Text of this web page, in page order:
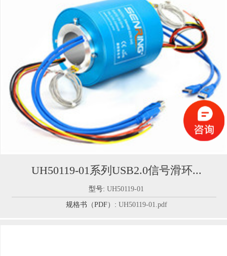
UH50119-01系列USB2.0信号滑环...
型号:UH50119-01
规格书（PDF）: UH50119-01.pdf